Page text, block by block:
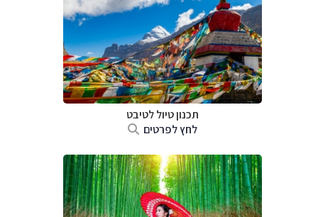
תכנון טיוללטיבט
לחץ לפרטים